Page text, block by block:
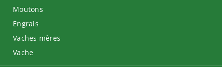
Moutons
Engrais
Vaches mères
Vache